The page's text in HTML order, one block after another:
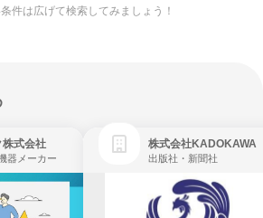
件は広げて検索してみましょう！
株式会社
器メーカー
株式会社KADOKAWA
出版社・新聞社